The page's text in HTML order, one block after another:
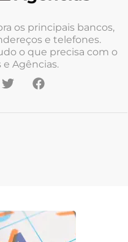
os principais bancos,
e telefones.
o que precisa com o
e Agências.